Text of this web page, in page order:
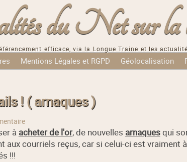
du Net sur la
efficace, via la Longue Traine et les
Mentions Légales et RGPD Géolocalisation
! ( arnaques )
à acheter de l'or, de nouvelles arnaquesqui
aux courriels reçus, car si celui-ci est vraiment
!!!